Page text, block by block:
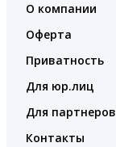
О компании
Оферта
Приватность
Для юр.лиц
Для партнеров
Контакты